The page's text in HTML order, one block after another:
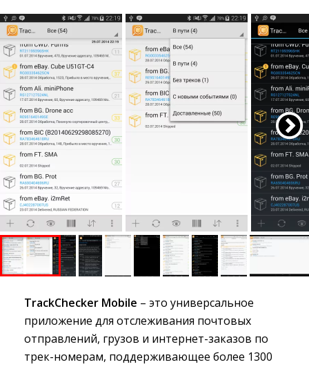
TrackChecker Mobile – это универсальное
приложение для отслеживания почтовых
отправлений, грузов и интернет-заказов по
трек-номерам, поддерживающее более 1300